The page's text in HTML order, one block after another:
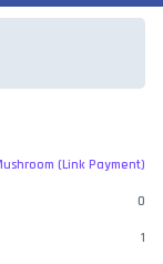
(Link Payment)
0
1